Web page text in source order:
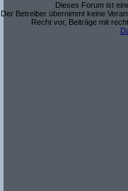
Dieses Forum ist
Der Betreiber übernimmt keine
Recht vor, Beiträge mit